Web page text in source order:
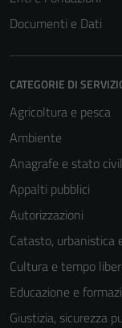
Documenti e Dati
CATEGORIE DI
Agricoltura e pesca
Ambiente
Anagrafe e stato
Appalti pubblici
Autorizzazioni
Catasto, urbanistica
Cultura e tempo
Educazione e
Giustizia, sicurezza